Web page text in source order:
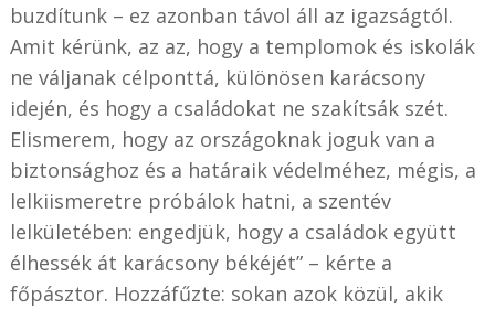
buzdítunk – ez azonban távol áll az igazságtól.
Amit kérünk, az az, hogy a templomok és iskolák
ne váljanak célponttá, különösen karácsony
idején, és hogy a családokat ne szakítsák szét.
Elismerem, hogy az országoknak joguk van a
biztonsághoz és a határaik védelméhez, mégis, a
lelkiismeretre próbálok hatni, a szentév
lelkületében: engedjük, hogy a családok együtt
élhessék át karácsony békéjét” – kérte a
főpásztor. Hozzáfűzte: sokan azok közül, akik